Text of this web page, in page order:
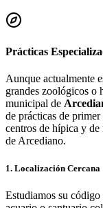
Prácticas
Aunque actualmente
grandes zoológicos o
municipal de
de prácticas de
centros de hípica y
deArcediano.
1. Localización Cercana
Estudiamos su